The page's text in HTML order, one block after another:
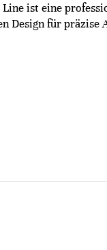
Line ist eine
Design für präzise